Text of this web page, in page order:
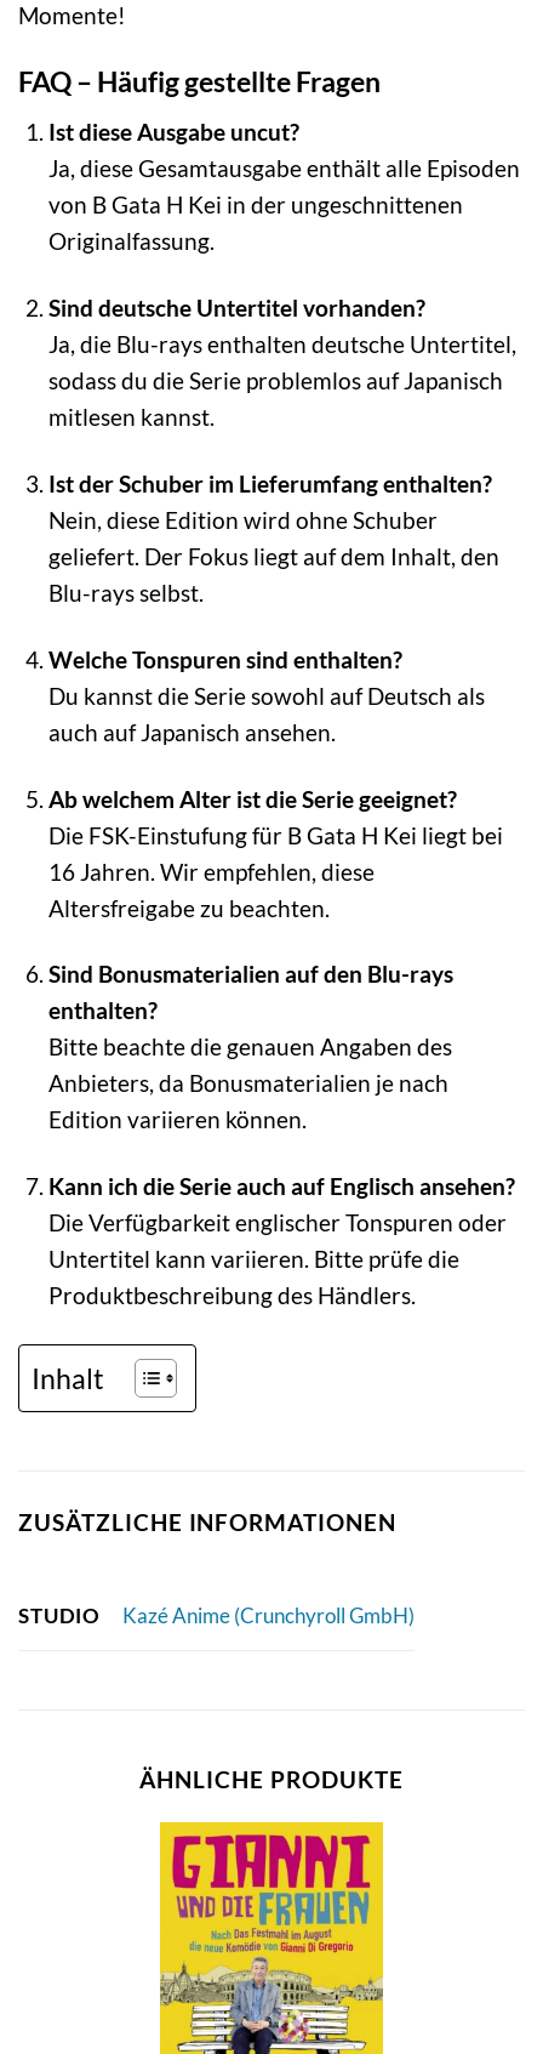
Momente!
FAQ – Häufig gestellte Fragen
Ist diese Ausgabe uncut?
Ja, diese Gesamtausgabe enthält alle Episoden
von B Gata H Kei in der ungeschnittenen
Originalfassung.
Sind deutsche Untertitel vorhanden?
Ja, die Blu-rays enthalten deutsche Untertitel,
sodass du die Serie problemlos auf Japanisch
mitlesen kannst.
Ist der Schuber im Lieferumfang enthalten?
Nein, diese Edition wird ohne Schuber
geliefert. Der Fokus liegt auf dem Inhalt, den
Blu-rays selbst.
Welche Tonspuren sind enthalten?
Du kannst die Serie sowohl auf Deutsch als
auch auf Japanisch ansehen.
Ab welchem Alter ist die Serie geeignet?
Die FSK-Einstufung für B Gata H Kei liegt bei
16 Jahren. Wir empfehlen, diese
Altersfreigabe zu beachten.
Sind Bonusmaterialien auf den Blu-rays
enthalten?
Bitte beachte die genauen Angaben des
Anbieters, da Bonusmaterialien je nach
Edition variieren können.
Kann ich die Serie auch auf Englisch ansehen?
Die Verfügbarkeit englischer Tonspuren oder
Untertitel kann variieren. Bitte prüfe die
Produktbeschreibung des Händlers.
Inhalt
ZUSÄTZLICHE INFORMATIONEN
STUDIO Kazé Anime (Crunchyroll GmbH)
ÄHNLICHE PRODUKTE